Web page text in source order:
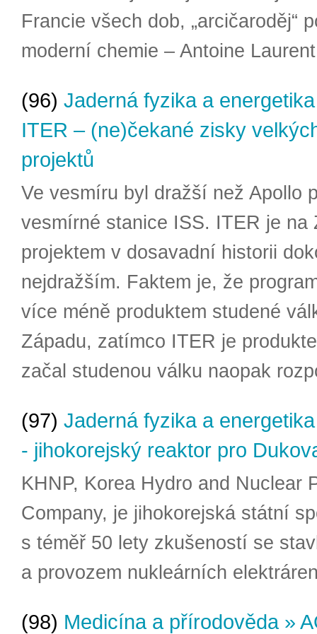
Francie všech dob, „arcičaroděj“
moderní chemie – Antoine
(96) Jaderná fyzika a
ITER – (ne)čekané zisky
projektů
Ve vesmíru byl dražší než Apollo
vesmírné stanice ISS. ITER je na
projektem v dosavadní historii
nejdražším. Faktem je, že
více méně produktem studené
Západu, zatímco ITER je
začal studenou válku naopak
(97) Jaderná fyzika a
- jihokorejský reaktor pro
KHNP, Korea Hydro and Nuclear
Company, je jihokorejská státní
s téměř 50 lety zkušeností se
a provozem nukleárních
(98) Medicína a přírodověda »